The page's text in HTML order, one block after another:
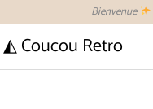
contenu
Bienvenue
◭ Coucou Retro